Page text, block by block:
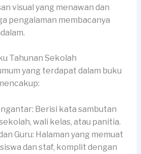
visual yang menawan dan
pengalaman membacanya
Tahunan Sekolah
yang terdapat dalam buku
Berisi kata sambutan
wali kelas, atau panitia.
Guru: Halaman yang memuat
dan staf, komplit dengan